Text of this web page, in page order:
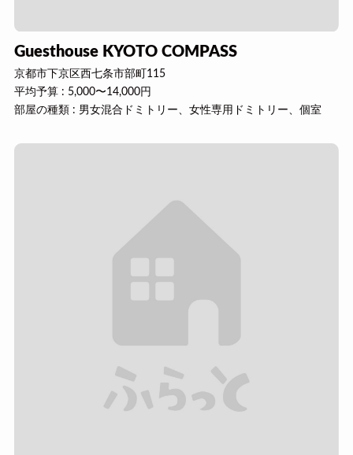
Guesthouse KYOTO COMPASS
京都市下京区西七条市部町115
平均予算 : 5,000〜14,000円
部屋の種類 : 男女混合ドミトリー、女性専用ドミトリー、個室